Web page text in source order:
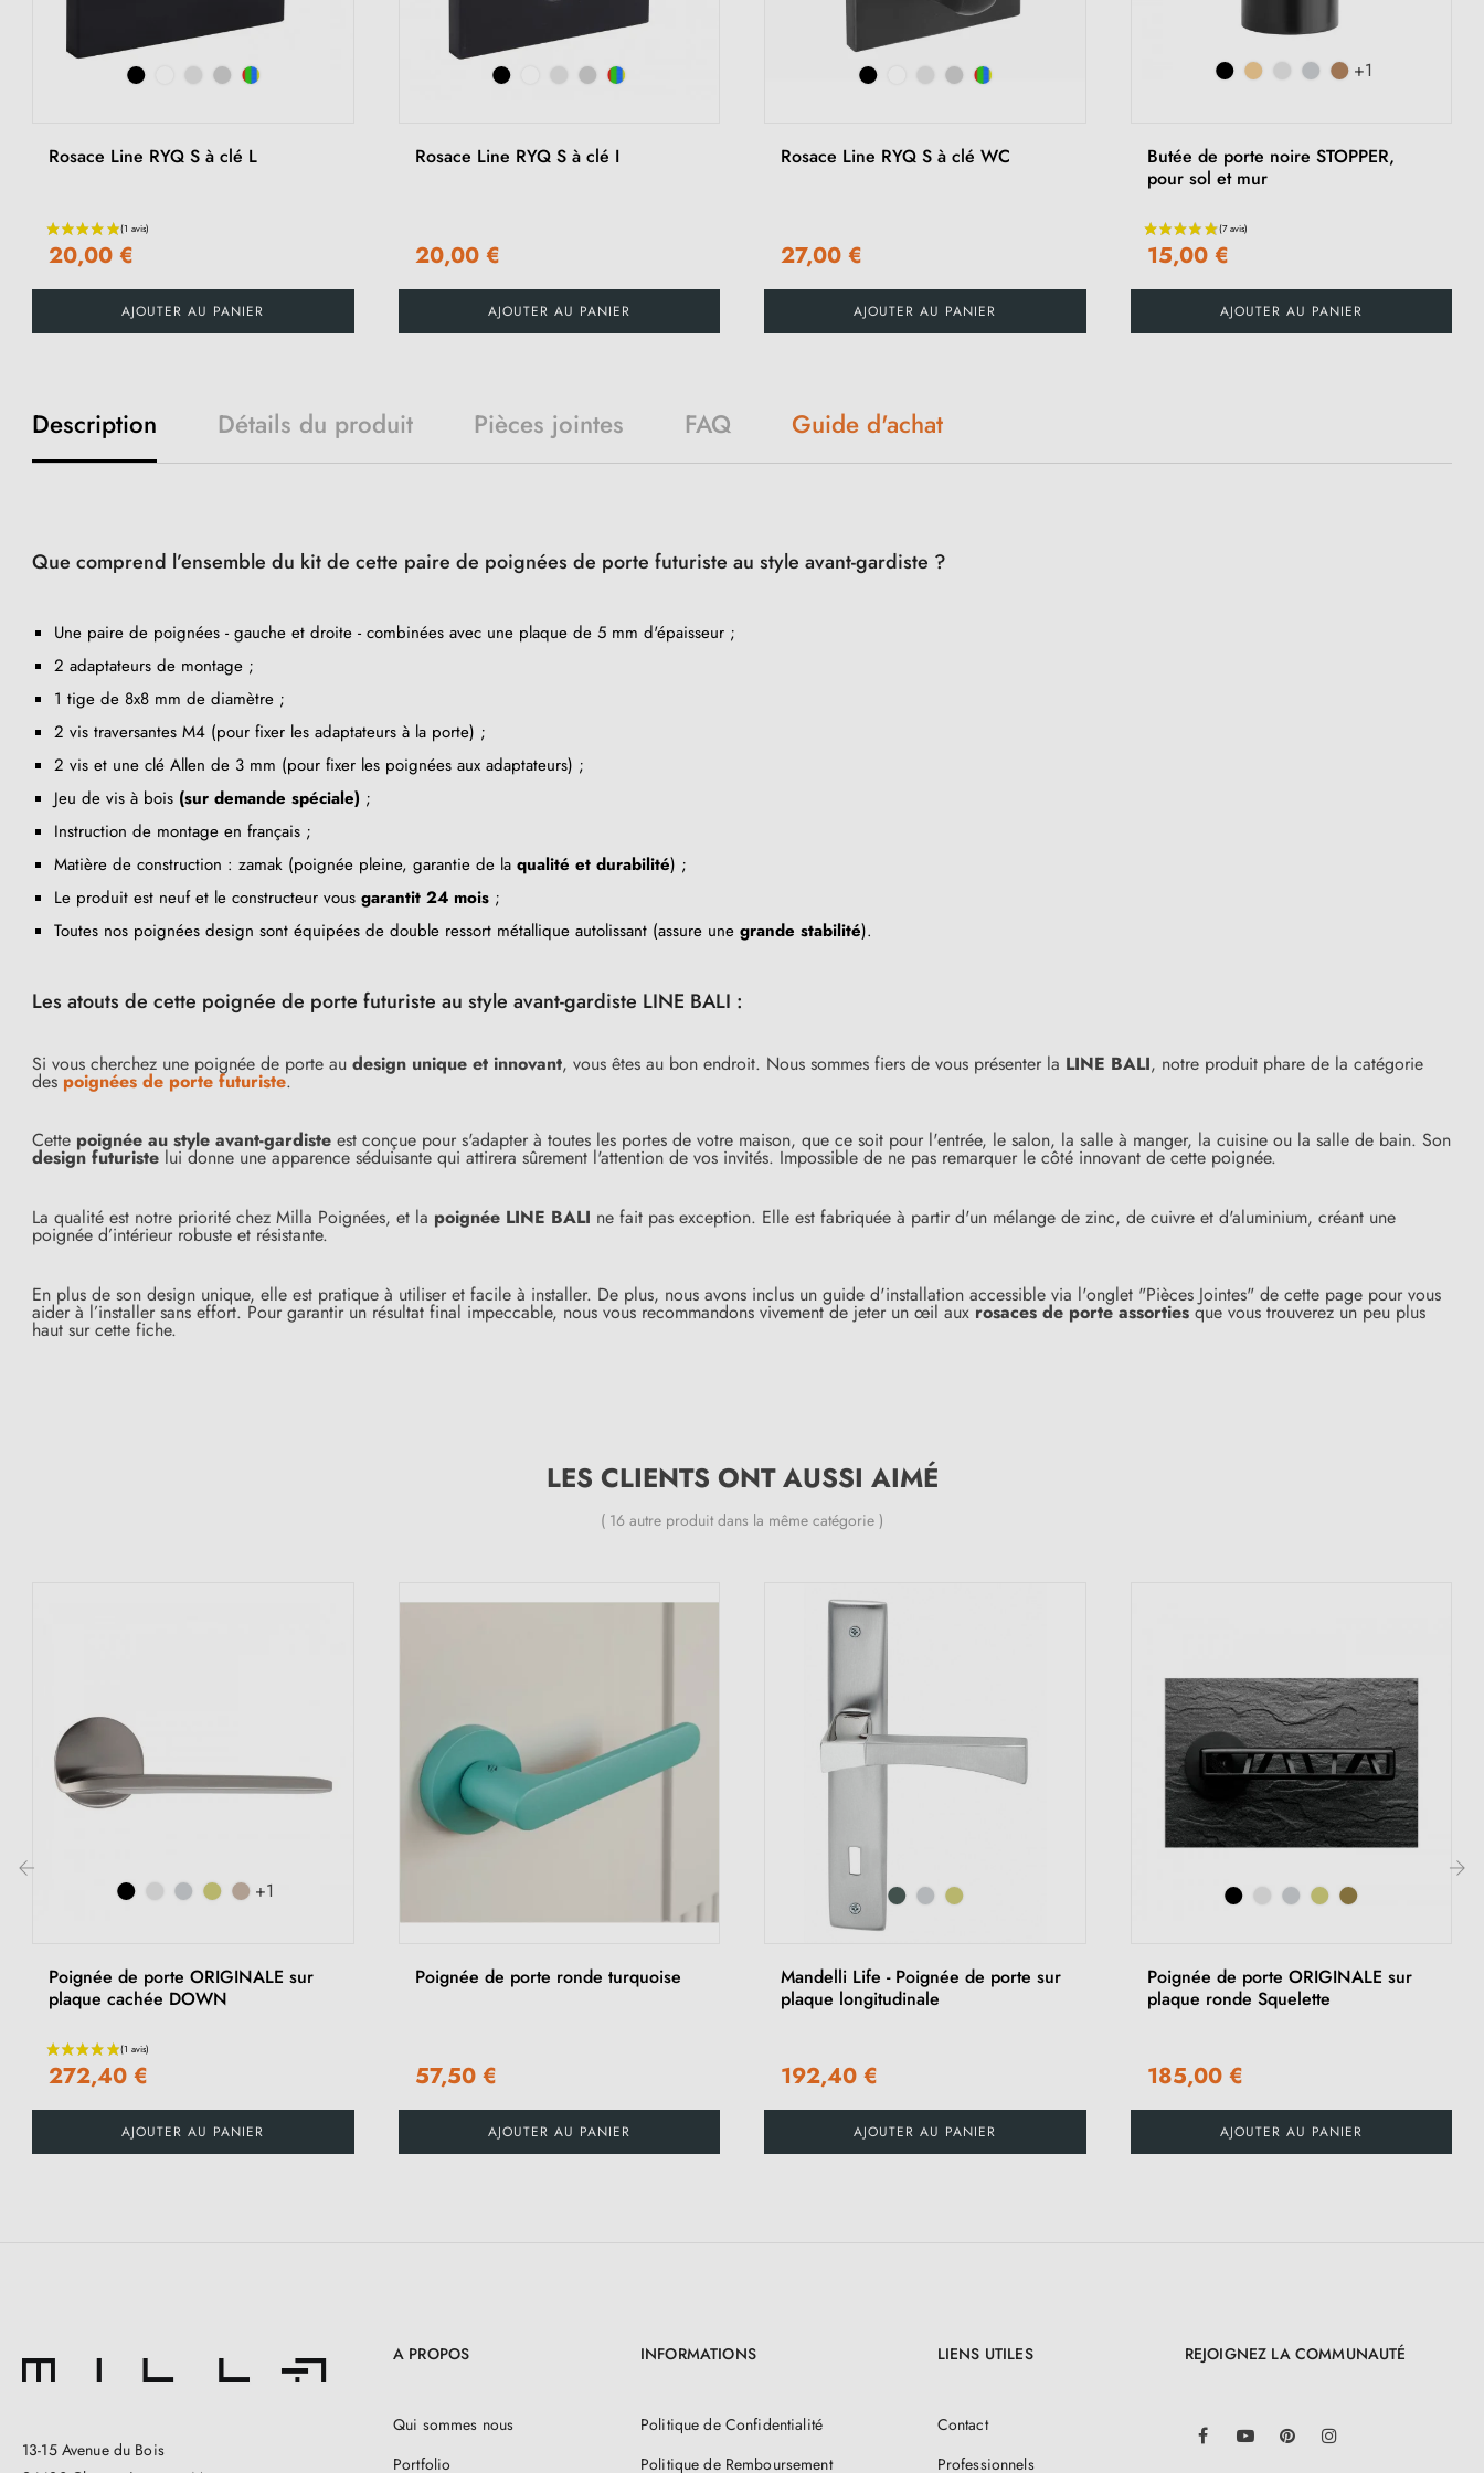
Rosace Line RYQ S à clé L
(1 avis)
20,00 €
AJOUTER AU PANIER
Rosace Line RYQ S à clé I
20,00 €
AJOUTER AU PANIER
Rosace Line RYQ S à clé WC
27,00 €
AJOUTER AU PANIER
+1
Butée de porte noire STOPPER,
pour sol et mur
15,00 €
AJOUTER AU PANIER
Description Détails du produit Pièces jointes FAQ Guide d'achat
Que comprend l’ensemble du kit de cette paire de poignées de porte futuriste au style avant-gardiste ?
Une paire de poignées - gauche et droite - combinées avec une plaque de 5 mm d'épaisseur ;
2 adaptateurs de montage ;
1 tige de 8x8 mm de diamètre ;
2 vis traversantes M4 (pour fixer les adaptateurs à la porte) ;
2 vis et une clé Allen de 3 mm (pour fixer les poignées aux adaptateurs) ;
Jeu de vis à bois (sur demande spéciale) ;
Instruction de montage en français ;
Matière de construction : zamak (poignée pleine, garantie de la qualité et durabilité) ;
Le produit est neuf et le constructeur vous garantit 24 mois ;
Toutes nos poignées design sont équipées de double ressort métallique autolissant (assure une grande stabilité).
Les atouts de cette poignée de porte futuriste au style avant-gardiste LINE BALI :
Si vous cherchez une poignée de porte au design unique et innovant, vous êtes au bon endroit. Nous sommes fiers de vous présenter la LINE BALI, notre produit phare de la catégorie
des poignées de porte futuriste.
Cette poignée au style avant-gardiste est conçue pour s'adapter à toutes les portes de votre maison, que ce soit pour l'entrée, le salon, la salle à manger, la cuisine ou la salle de bain. Son
design futuriste lui donne une apparence séduisante qui attirera sûrement l'attention de vos invités. Impossible de ne pas remarquer le côté innovant de cette poignée.
La qualité est notre priorité chez Milla Poignées, et la poignée LINE BALI ne fait pas exception. Elle est fabriquée à partir d'un mélange de zinc, de cuivre et d'aluminium, créant une
poignée d’intérieur robuste et résistante.
En plus de son design unique, elle est pratique à utiliser et facile à installer. De plus, nous avons inclus un guide d'installation accessible via l'onglet "Pièces Jointes" de cette page pour vous
aider à l’installer sans effort. Pour garantir un résultat final impeccable, nous vous recommandons vivement de jeter un œil aux rosaces de porte assorties que vous trouverez un peu plus
haut sur cette fiche.
LES CLIENTS ONT AUSSI AIMÉ
( 16 autre produit dans la même catégorie )
+1
Poignée de porte ORIGINALE sur
plaque cachée DOWN
272,40 €
AJOUTER AU PANIER
Poignée de porte ronde turquoise
57,50 €
AJOUTER AU PANIER
Mandelli Life - Poignée de porte sur
plaque longitudinale
192,40 €
AJOUTER AU PANIER
Poignée de porte ORIGINALE sur
plaque ronde Squelette
185,00 €
AJOUTER AU PANIER
13-15 Avenue du Bois
A PROPOS
Qui sommes nous
Portfolio
INFORMATIONS
Politique de Confidentialité
Politique de Remboursement
LIENS UTILES
Contact
Professionnels
REJOIGNEZ LA COMMUNAUTÉ
FacebookYouTube Pinterest